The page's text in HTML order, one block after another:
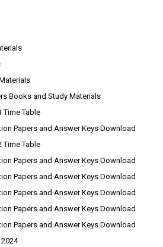
Books and Study Materials
Time Table
Papers and Answer Keys Download
Time Table
Papers and Answer Keys Download
Papers and Answer Keys Download
Papers and Answer Keys Download
Papers and Answer Keys Download
Papers and Answer Keys Download